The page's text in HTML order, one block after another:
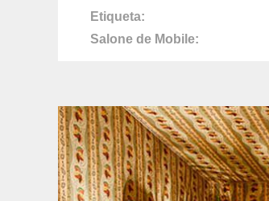
Etiqueta
Salone de Mobile